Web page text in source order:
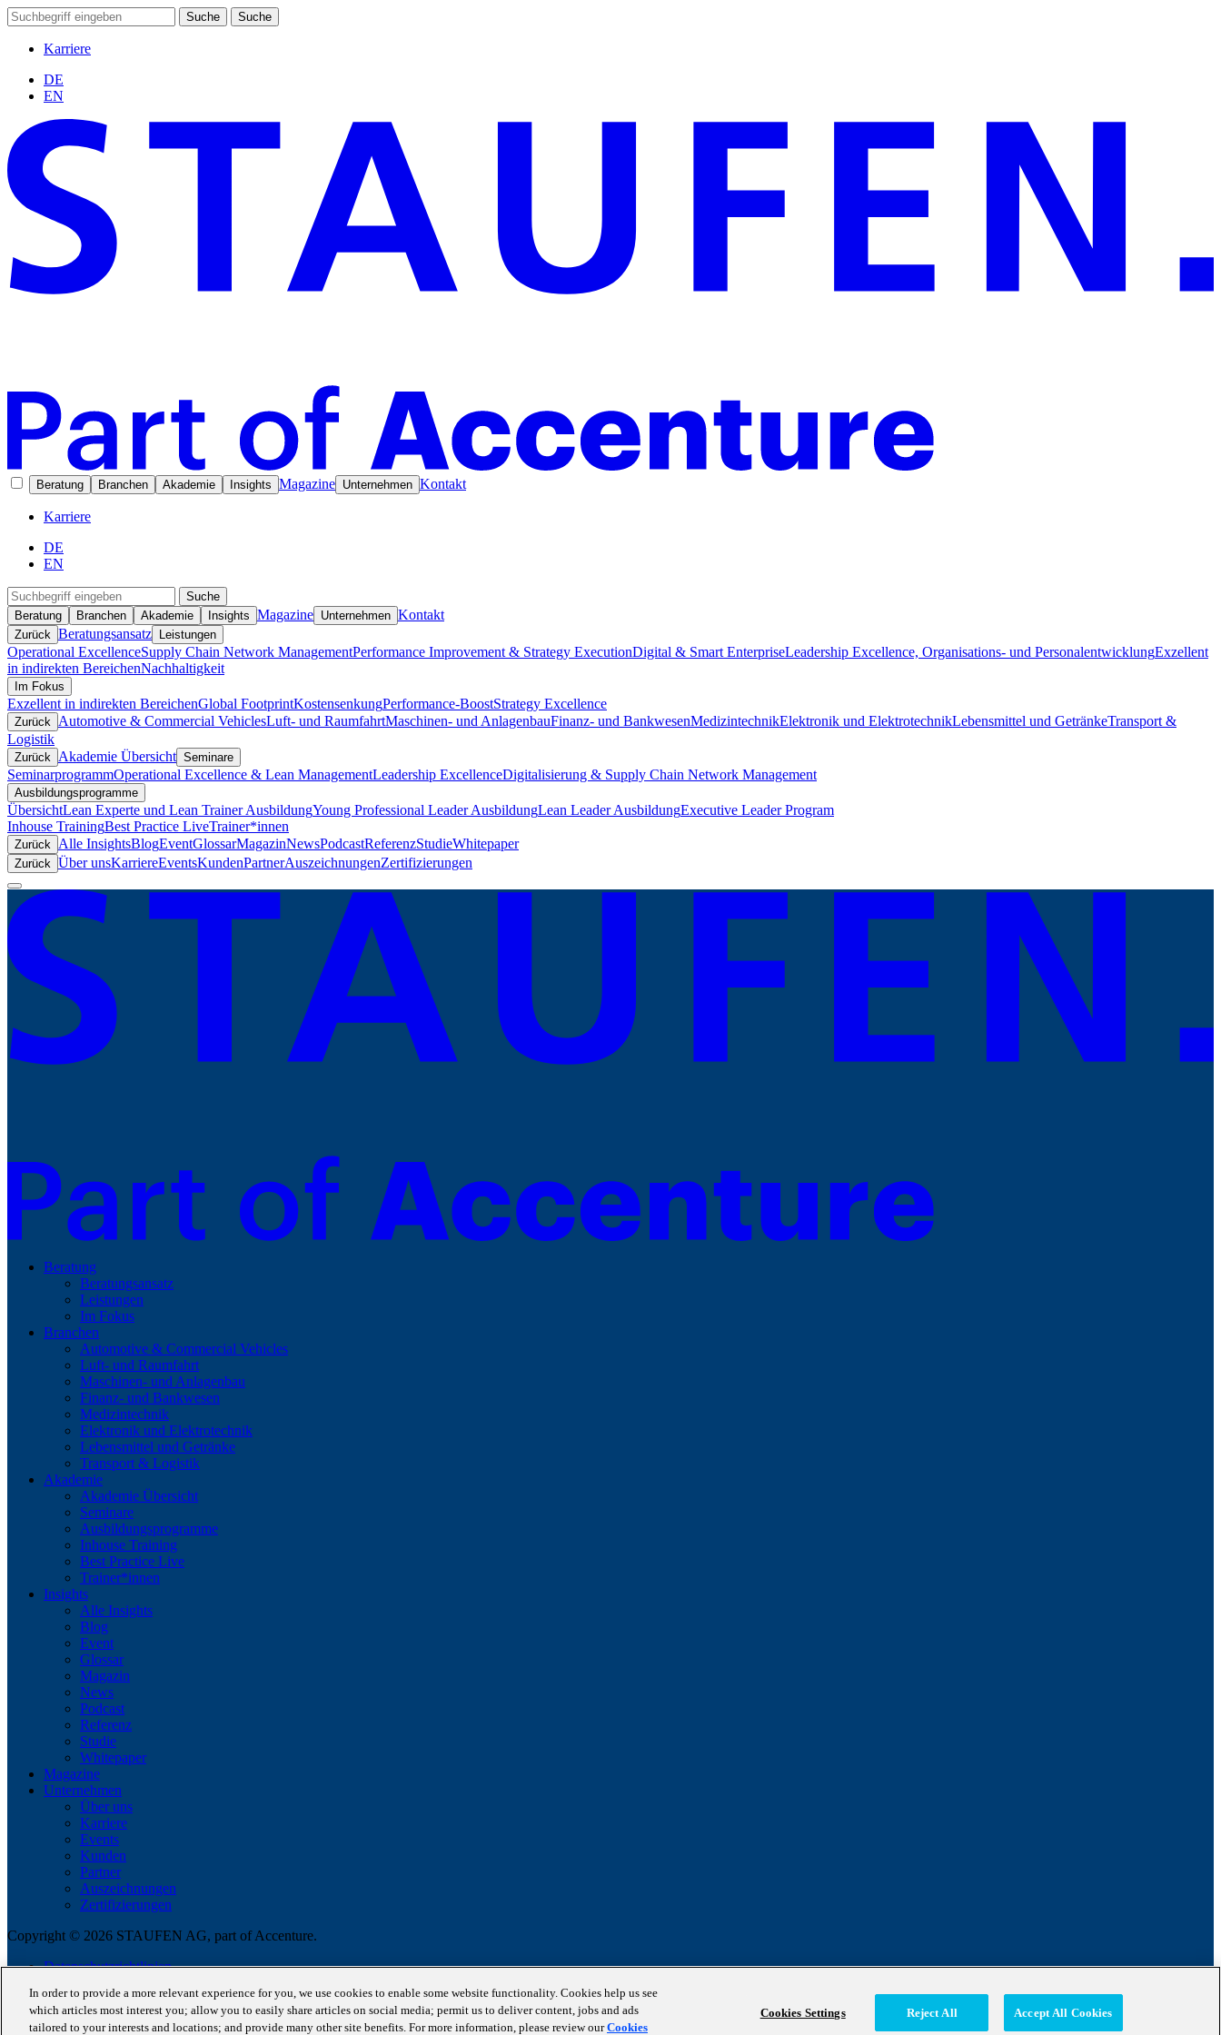
Suche Suche
Karriere
DE
EN
Beratung Branchen Akademie Insights Magazine Unternehmen Kontakt
Karriere
DE
EN
Suche
Beratung
Branchen Akademie Insights Magazine Unternehmen Kontakt
Zurück Beratungsansatz Leistungen
Operational ExcellenceSupply Chain Network ManagementPerformance Improvement & Strategy ExecutionDigital & Smart EnterpriseLeadership Excellence, Organisations- und PersonalentwicklungExzellent
in indirekten BereichenNachhaltigkeit
Im Fokus
Exzellent in indirekten BereichenGlobal FootprintKostensenkungPerformance-BoostStrategy Excellence
Zurück Automotive & Commercial VehiclesLuft- und RaumfahrtMaschinen- und AnlagenbauFinanz- und BankwesenMedizintechnikElektronik und ElektrotechnikLebensmittel und GetränkeTransport &
Logistik
Zurück Akademie Übersicht Seminare
SeminarprogrammOperational Excellence & Lean ManagementLeadership ExcellenceDigitalisierung & Supply Chain Network Management
Ausbildungsprogramme
ÜbersichtLean Experte und Lean Trainer AusbildungYoung Professional Leader AusbildungLean Leader AusbildungExecutive Leader Program
Inhouse TrainingBest Practice LiveTrainer*innen
Zurück Alle InsightsBlogEventGlossarMagazinNewsPodcastReferenzStudieWhitepaper
Zurück Über unsKarriereEventsKundenPartnerAuszeichnungenZertifizierungen
Beratung
Beratungsansatz
Leistungen
Im Fokus
Branchen
Automotive & Commercial Vehicles
Luft- und Raumfahrt
Maschinen- und Anlagenbau
Finanz- und Bankwesen
Medizintechnik
Elektronik und Elektrotechnik
Lebensmittel und Getränke
Transport & Logistik
Akademie
Akademie Übersicht
Seminare
Ausbildungsprogramme
Inhouse Training
Best Practice Live
Trainer*innen
Insights
Alle Insights
Blog
Event
Glossar
Magazin
News
Podcast
Referenz
Studie
Whitepaper
Magazine
Unternehmen
Über uns
Karriere
Events
Kunden
Partner
Auszeichnungen
Zertifizierungen
Copyright © 2026 STAUFEN AG, part of Accenture.
Datenschutzrichtlinien
Impressum / AGB
Code of Conduct
In order to provide a more relevant experience for you, we use cookies to enable some website functionality. Cookies help us see
which articles most interest you; allow you to easily share articles on social media; permit us to deliver content, jobs and ads
tailored to your interests and locations; and provide many other site benefits. For more information, please review ourCookies
Cookies Settings Reject All Accept All Cookies